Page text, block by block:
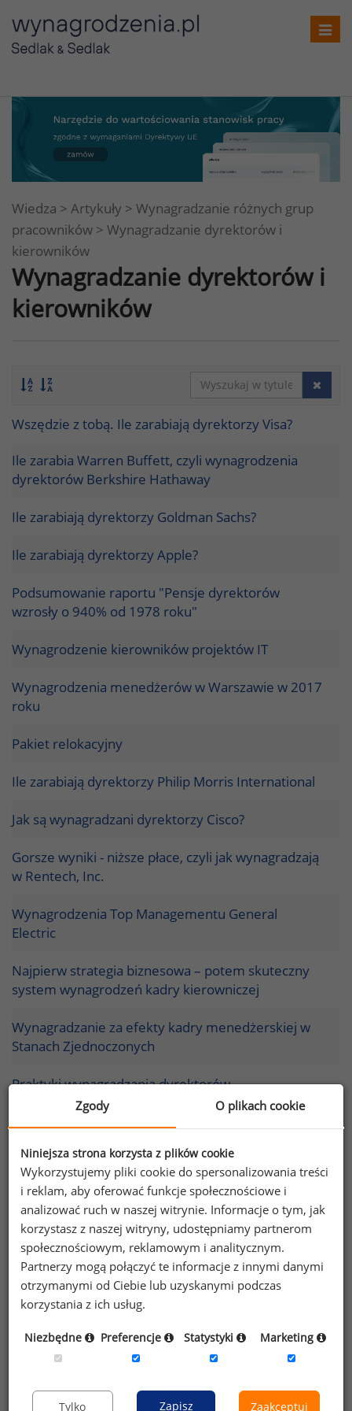
Wiedza > Artykuły > Wynagradzanie różnych grup
pracowników > Wynagradzanie dyrektorów i
kierowników
Wynagradzanie dyrektorów i
kierowników
Wszędzie z tobą. Ile zarabiają dyrektorzy Visa?
Ile zarabia Warren Buffett, czyli wynagrodzenia
dyrektorów Berkshire Hathaway
Ile zarabiają dyrektorzy Goldman Sachs?
Ile zarabiają dyrektorzy Apple?
Podsumowanie raportu "Pensje dyrektorów
wzrosły o 940% od 1978 roku"
Wynagrodzenie kierowników projektów IT
Wynagrodzenia menedżerów w Warszawie w 2017
roku
Pakiet relokacyjny
Ile zarabiają dyrektorzy Philip Morris International
Jak są wynagradzani dyrektorzy Cisco?
Gorsze wyniki - niższe płace, czyli jak wynagradzają
w Rentech, Inc.
Wynagrodzenia Top Managementu General
Electric
Najpierw strategia biznesowa – potem skuteczny
system wynagrodzeń kadry kierowniczej
Wynagradzanie za efekty kadry menedżerskiej w
Stanach Zjednoczonych
Praktyki wynagradzania dyrektorów
wykonawczych
zależności od pełnionych przez nich funkcji
Wynagradzanie menedżerów średniego szczebla
Fundamenty strategii wynagradzania kadry
zarządzającej w świetle ostatnio zachodzących
zmian
Dynamiczne modelowanie płac – holistyczne
podejście do wynagradzania menedżerów
Wynagrodzenia a faza cyklu rozwojowego firmy
Składniki wynagrodzeń menedżerów
Zgody O plikach cookie
Niniejsza strona korzysta z plików cookie
Wykorzystujemy pliki cookie do spersonalizowania treści
i reklam, aby oferować funkcje społecznościowe i
analizować ruch w naszej witrynie. Informacje o tym, jak
korzystasz z naszej witryny, udostępniamy partnerom
społecznościowym, reklamowym i analitycznym.
Partnerzy mogą połączyć te informacje z innymi danymi
otrzymanymi od Ciebie lub uzyskanymi podczas
korzystania z ich usług.
Niezbędne Preferencje Statystyki Marketing
Tylko
Zapisz
Zaakceptuj